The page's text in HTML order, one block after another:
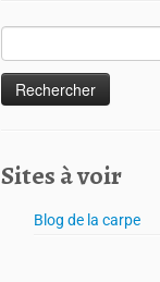
Sites à voir
Blog de la carpe